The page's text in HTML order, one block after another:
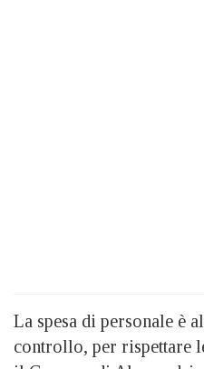
La spesa di personale è
controllo, per rispettare